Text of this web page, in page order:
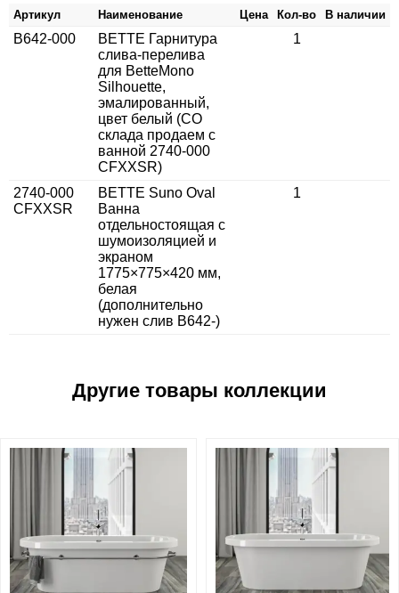
Артикул Наименование Цена Кол-во В наличии
B642-000
BETTE Гарнитура
слива-перелива
для BetteMono
Silhouette,
эмалированный,
цвет белый (СО
склада продаем с
ванной 2740-000
CFXXSR)
1
2740-000
CFXXSR
BETTE Suno Oval
Ванна
отдельностоящая с
шумоизоляцией и
экраном
1775×775×420 мм,
белая
(дополнительно
нужен слив B642-)
1